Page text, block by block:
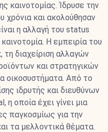
καινοτομίας. Ίδρυσε την
χρόνια και ακολούθησαν
η αλλαγή του status
Η εμπειρία του
τη διαχείριση αλλαγών
και στρατηγικών
οικοσυστήματα. Από το
ιδρυτής και διευθύνων
οποία έχει γίνει μια
παγκοσμίως για την
τα μελλοντικά θέματα.